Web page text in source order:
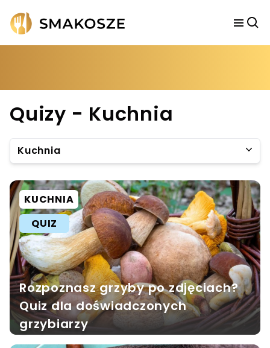
Quizy - Kuchnia
Kuchnia
KUCHNIA
QUIZ
Rozpoznasz grzyby po zdjęciach?
Quiz dla doświadczonych
grzybiarzy